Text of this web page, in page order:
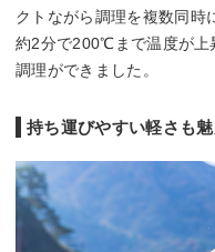
クトながら調理を複数同時
約2分で200℃まで温度が上
調理ができました。
持ち運びやすい軽さも